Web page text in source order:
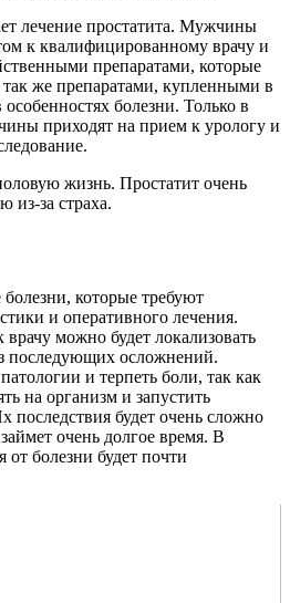
лечение простатита. Мужчины
к квалифицированному врачу и
препаратами, которые
же препаратами, купленными в
болезни. Только в
приходят на прием к урологу и
жизнь. Простатит очень
из-за страха.
которые требуют
и оперативного лечения.
врачу можно будет локализовать
последующих осложнений.
и терпеть боли, так как
на организм и запустить
последствия будет очень сложно
очень долгое время. В
от болезни будет почти